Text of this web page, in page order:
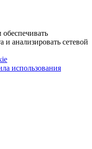
и анализировать сетевой
использования